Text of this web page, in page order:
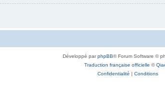
Développé parphpBB® Forum Software ©
Traduction française officielle ©
Confidentialité | Conditions